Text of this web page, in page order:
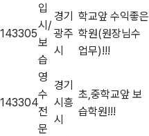
143305
입
시/
보
습
경기
광주
시
학교앞 수익좋은
학원(원장님수
업무)!!!
143304
영
수
전
문
경기
시흥
시
초,중학교앞 보
습학원!!!